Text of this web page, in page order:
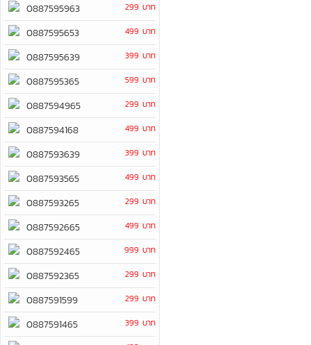
0887595963 299 บาท
0887595653 499 บาท
0887595639 399 บาท
0887595365 599 บาท
0887594965 299 บาท
0887594168 499 บาท
0887593639 399 บาท
0887593565 499 บาท
0887593265 299 บาท
0887592665 499 บาท
0887592465 999 บาท
0887592365 299 บาท
0887591599 299 บาท
0887591465 399 บาท